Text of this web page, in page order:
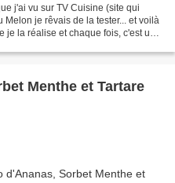
j'ai vu sur TV Cuisine (site qui
Melon je rêvais de la tester... et voilà
je la réalise et chaque fois, c'est un
Menthe et Tartare